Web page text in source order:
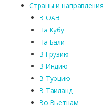
Страны и направления
В ОАЭ
На Кубу
На Бали
В Грузию
В Индию
В Турцию
В Таиланд
Во Вьетнам